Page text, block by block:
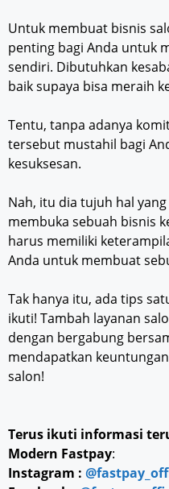
Untuk membuat bisnis
penting bagi Anda untuk
sendiri. Dibutuhkan
baik supaya bisa meraih
Tentu, tanpa adanya
tersebut mustahil bagi
kesuksesan.
Nah, itu dia tujuh hal
membuka sebuah bisnis
harus memiliki
Anda untuk membuat
Tak hanya itu, ada tips
ikuti! Tambah layanan
dengan bergabung
mendapatkan
salon!
Terus ikuti informasi
Modern Fastpay:
Instagram :